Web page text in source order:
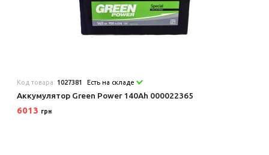
Код товара: 1027381 Есть на складе
Аккумулятор Green Power 140Ah 000022365
6013 грн